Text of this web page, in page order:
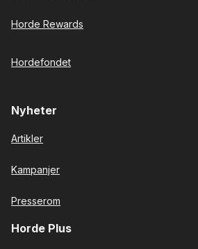
Horde Rewards
Hordefondet
Nyheter
Artikler
Kampanjer
Presserom
Horde Plus